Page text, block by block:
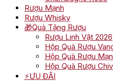
Rượu Mạnh
Rượu Whisky
🎁Quà Tặng Rượu
Rượu Linh Vật 2026
Hộp Quà Rượu
Hộp Quà Rượu
Hộp Quà Rượu
⚡ƯU ĐÃI